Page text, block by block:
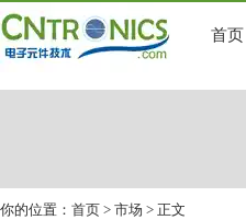
首页
你的位置： 首页 > 市场 > 正文